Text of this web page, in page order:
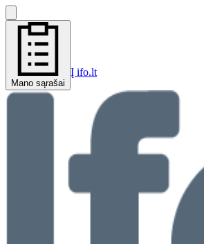
Mano sąrašai
Į ifo.lt